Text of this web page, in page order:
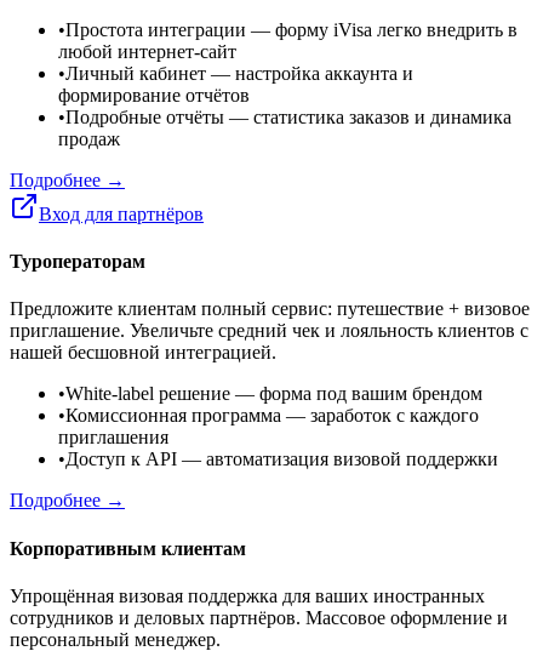
•Простота интеграции — форму iVisa легко внедрить в
любой интернет-сайт
•Личный кабинет — настройка аккаунта и
формирование отчётов
•Подробные отчёты — статистика заказов и динамика
продаж
Подробнее →
Вход для партнёров
Туроператорам
Предложите клиентам полный сервис: путешествие + визовое
приглашение. Увеличьте средний чек и лояльность клиентов с
нашей бесшовной интеграцией.
•White-label решение — форма под вашим брендом
•Комиссионная программа — заработок с каждого
приглашения
•Доступ к API — автоматизация визовой поддержки
Подробнее →
Корпоративным клиентам
Упрощённая визовая поддержка для ваших иностранных
сотрудников и деловых партнёров. Массовое оформление и
персональный менеджер.